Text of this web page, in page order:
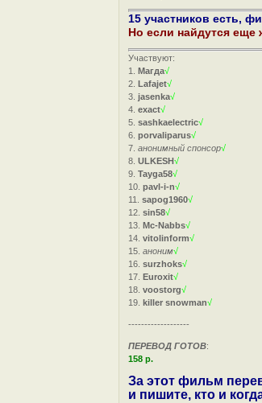
15 участников есть,
Но если найдутся
Участвуют:
1.Магда√
2.Lafajet√
3.jasenka√
4.exact√
5.sashkaelectric√
6.porvaliparus√
7.анонимный спонсор√
8.ULKESH√
9.Tayga58√
10.pavl-i-n√
11.sapog1960√
12.sin58√
13.Mc-Nabbs√
14.vitolinform√
15.аноним√
16.surzhoks√
17.Euroxit√
18.voostorg√
19.killer snowman√
-------------------
ПЕРЕВОД ГОТОВ:
158 р.
За этот фильм
и пишите, кто и